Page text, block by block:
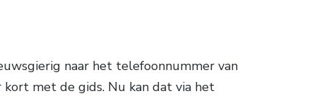
naar het telefoonnummer van
met de gids. Nu kan dat via het